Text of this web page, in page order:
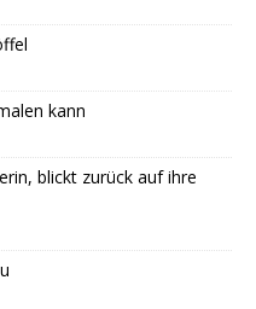
kann
blickt zurück auf ihre